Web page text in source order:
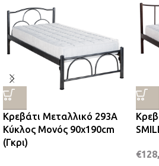
Κρεβάτι Μεταλλικό 293A
Κύκλος Μονός 90x190cm
(Γκρι)
€